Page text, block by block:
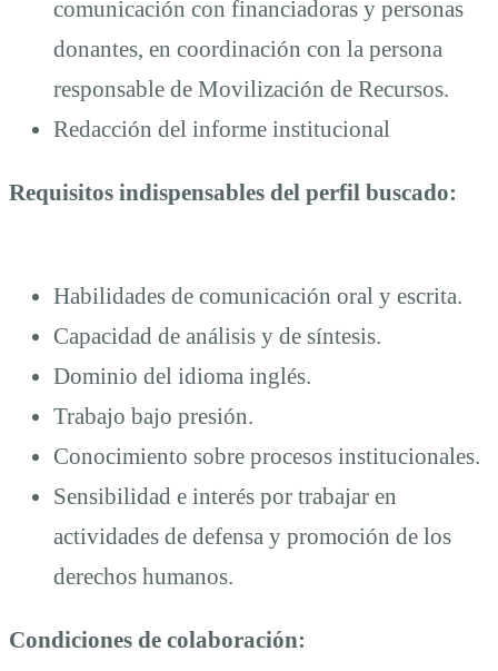
comunicación con financiadoras y personas
donantes, en coordinación con la persona
responsable de Movilización de Recursos.
Redacción del informe institucional
Requisitos indispensables del perfil buscado:
Habilidades de comunicación oral y escrita.
Capacidad de análisis y de síntesis.
Dominio del idioma inglés.
Trabajo bajo presión.
Conocimiento sobre procesos institucionales.
Sensibilidad e interés por trabajar en
actividades de defensa y promoción de los
derechos humanos.
Condiciones de colaboración: